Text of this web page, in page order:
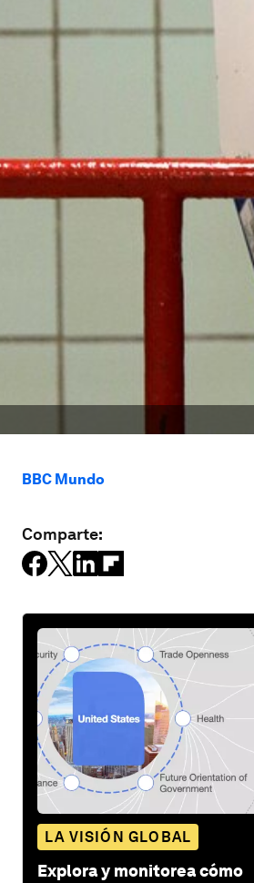
BBC Mundo
Comparte:
LA VISIÓN GLOBAL
Explora y monitorea cómo